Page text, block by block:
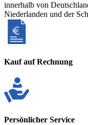
innerhalb von
Niederlanden und der
Kauf auf Rechnung
Persönlicher Service